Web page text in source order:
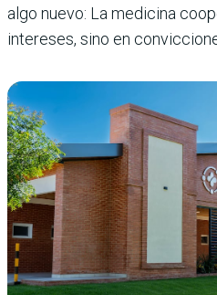
algo nuevo: La medicina
intereses, sino en